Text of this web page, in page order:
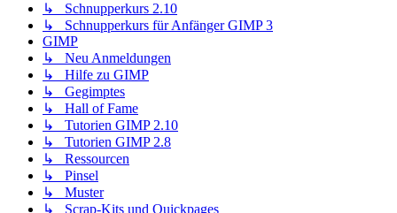
↳ Schnupperkurs 2.10
↳ Schnupperkurs für Anfänger GIMP 3
GIMP
↳ Neu Anmeldungen
↳ Hilfe zu GIMP
↳ Gegimptes
↳ Hall of Fame
↳ Tutorien GIMP 2.10
↳ Tutorien GIMP 2.8
↳ Ressourcen
↳ Pinsel
↳ Muster
↳ Scrap-Kits und Quickpages